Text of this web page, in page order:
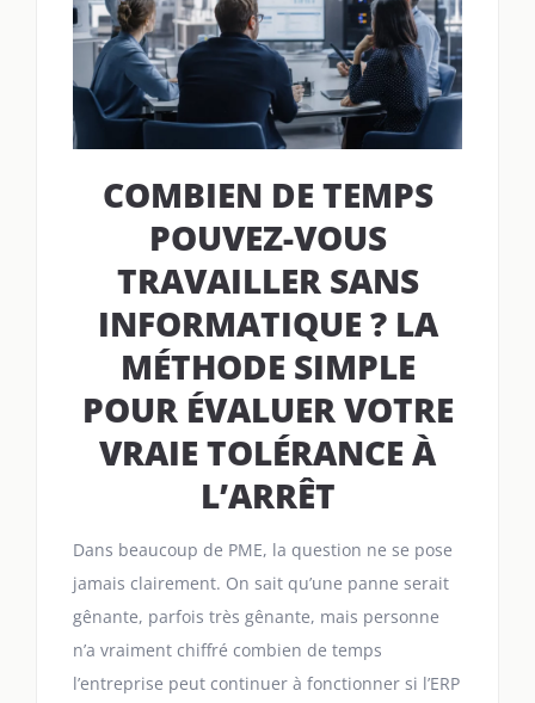
COMBIEN DE TEMPS
POUVEZ-VOUS
TRAVAILLER SANS
INFORMATIQUE ? LA
MÉTHODE SIMPLE
POUR ÉVALUER VOTRE
VRAIE TOLÉRANCE À
L’ARRÊT
Dans beaucoup de PME, la question ne se pose
jamais clairement. On sait qu’une panne serait
gênante, parfois très gênante, mais personne
n’a vraiment chiffré combien de temps
l’entreprise peut continuer à fonctionner si l’ERP